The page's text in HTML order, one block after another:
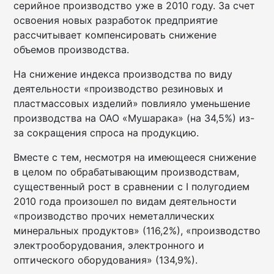
серийное производство уже в 2010 году. За счет
освоения новых разработок предприятие
рассчитывает компенсировать снижение
объемов производства.
На снижение индекса производства по виду
деятельности «производство резиновых и
пластмассовых изделий» повлияло уменьшение
производства на ОАО «Мушарака» (на 34,5%) из-
за сокращения спроса на продукцию.
Вместе с тем, несмотря на имеющееся снижение
в целом по обрабатывающим производствам,
существенный рост в сравнении с I полугодием
2010 года произошел по видам деятельности
«производство прочих неметаллических
минеральных продуктов» (116,2%), «производство
электрооборудования, электронного и
оптического оборудования» (134,9%).